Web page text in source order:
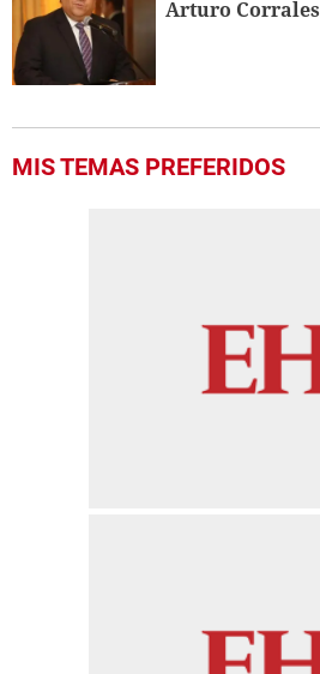
Arturo Corrales
MIS TEMAS PREFERIDOS